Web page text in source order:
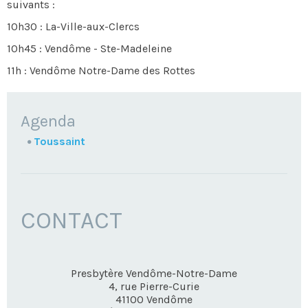
suivants :
10h30 : La-Ville-aux-Clercs
10h45 : Vendôme - Ste-Madeleine
11h : Vendôme Notre-Dame des Rottes
NAVIGATION
Agenda
Toussaint
CONTACT
Presbytère Vendôme-Notre-Dame
4, rue Pierre-Curie
41100 Vendôme